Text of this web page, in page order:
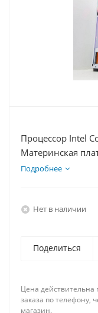
Процессор Intel
Материнская
Видеокарта GT
Подробнее
Нет в наличии
Поделиться
Цена действительна
заказа по телефону,
магазин.